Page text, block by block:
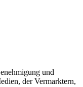
und
der Vermarktern,